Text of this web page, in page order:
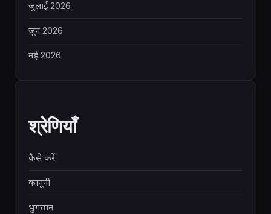
जुलाई 2026
जून 2026
मई 2026
श्रेणियाँ
कैसे करें
कानूनी
भुगतान